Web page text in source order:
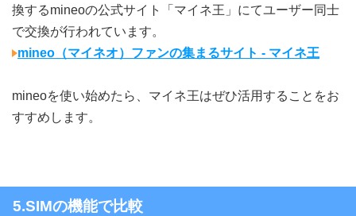
換するmineoの公式サイト「マイネ王」にてユーザー同士
で交換が行われています。
mineo（マイネオ）ファンの集まるサイト - マイネ王
mineoを使い始めたら、マイネ王はぜひ活用することをお
すすめします。
5.SIMの機能で比較